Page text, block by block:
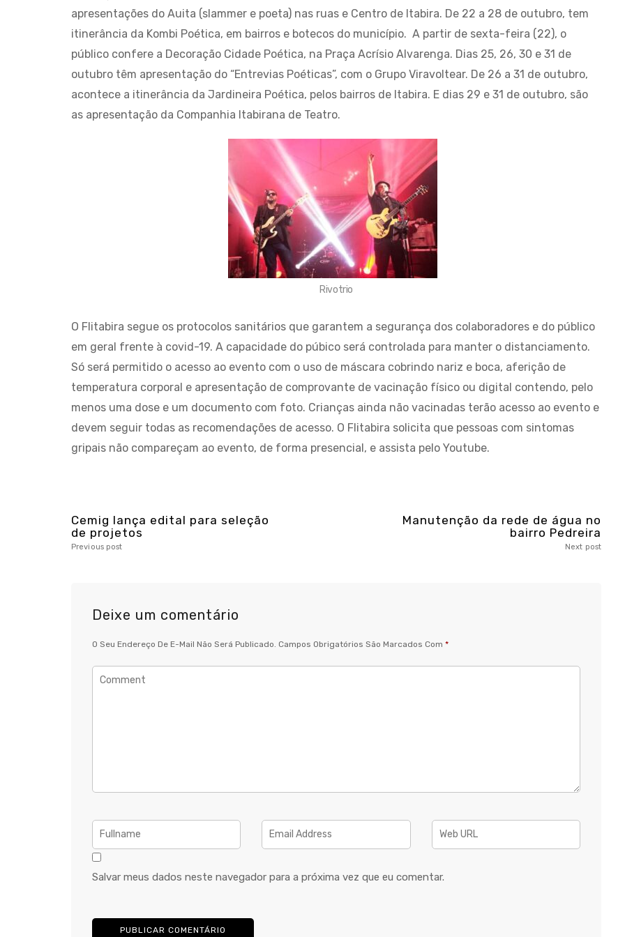
apresentações do Auita (slammer e poeta) nas ruas e Centro de Itabira. De 22 a 28 de outubro, tem
itinerância da Kombi Poética, em bairros e botecos do município. A partir de sexta-feira (22), o
público confere a Decoração Cidade Poética, na Praça Acrísio Alvarenga. Dias 25, 26, 30 e 31 de
outubro têm apresentação do “Entrevias Poéticas”, com o Grupo Viravoltear. De 26 a 31 de outubro,
acontece a itinerância da Jardineira Poética, pelos bairros de Itabira. E dias 29 e 31 de outubro, são
as apresentação da Companhia Itabirana de Teatro.
Rivotrio
O Flitabira segue os protocolos sanitários que garantem a segurança dos colaboradores e do público
em geral frente à covid-19. A capacidade do púbico será controlada para manter o distanciamento.
Só será permitido o acesso ao evento com o uso de máscara cobrindo nariz e boca, aferição de
temperatura corporal e apresentação de comprovante de vacinação físico ou digital contendo, pelo
menos uma dose e um documento com foto. Crianças ainda não vacinadas terão acesso ao evento e
devem seguir todas as recomendações de acesso. O Flitabira solicita que pessoas com sintomas
gripais não compareçam ao evento, de forma presencial, e assista pelo Youtube.
Cemig lança edital para seleção
de projetos
Previous post
Manutenção da rede de água no
bairro Pedreira
Next post
Deixe um comentário
O Seu Endereço De E-Mail Não Será Publicado. Campos Obrigatórios São Marcados Com *
Salvar meus dados neste navegador para a próxima vez que eu comentar.